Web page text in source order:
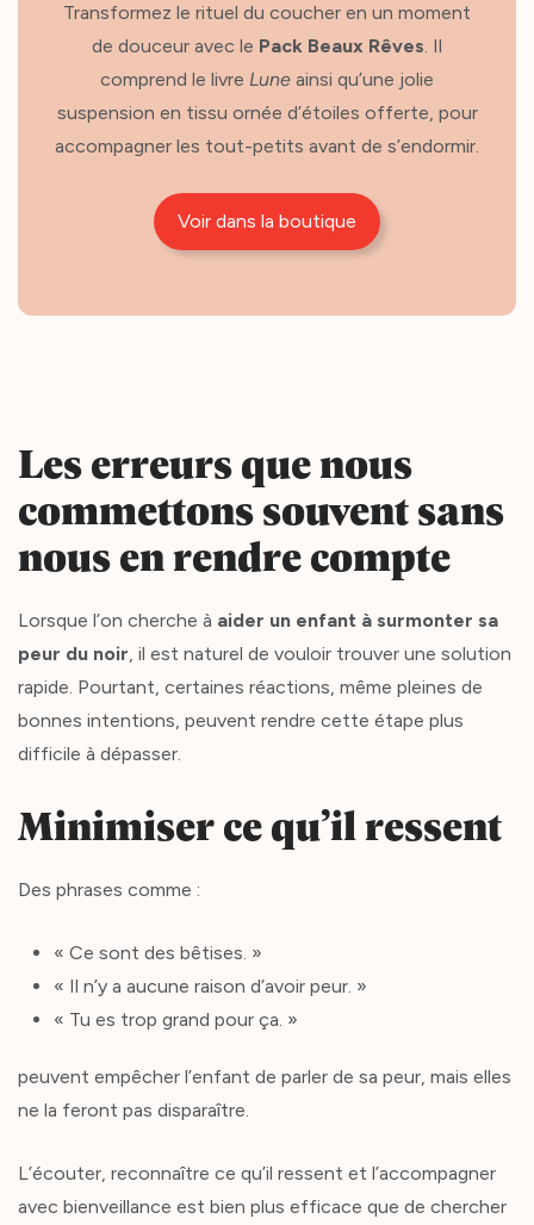
Transformez le rituel du coucher en un moment
de douceur avec le Pack Beaux Rêves. Il
comprend le livre Lune ainsi qu’une jolie
suspension en tissu ornée d’étoiles offerte, pour
accompagner les tout-petits avant de s’endormir.
Voir dans la boutique
Les erreurs que nous
commettons souvent sans
nous en rendre compte
Lorsque l’on cherche à aider un enfant à surmonter sa
peur du noir, il est naturel de vouloir trouver une solution
rapide. Pourtant, certaines réactions, même pleines de
bonnes intentions, peuvent rendre cette étape plus
difficile à dépasser.
Minimiser ce qu’il ressent
Des phrases comme :
« Ce sont des bêtises. »
« Il n’y a aucune raison d’avoir peur. »
« Tu es trop grand pour ça. »
peuvent empêcher l’enfant de parler de sa peur, mais elles
ne la feront pas disparaître.
L’écouter, reconnaître ce qu’il ressent et l’accompagner
avec bienveillance est bien plus efficace que de chercher